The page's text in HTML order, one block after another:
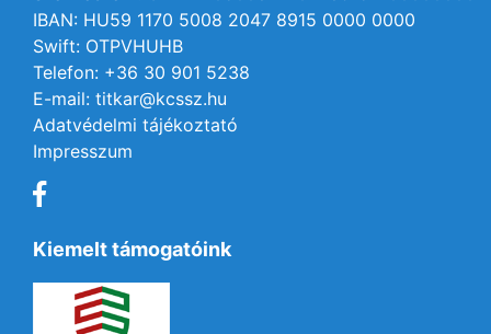
IBAN: HU59 1170 5008 2047 8915 0000 0000
Swift: OTPVHUHB
Telefon: +36 30 901 5238
E-mail: titkar@kcssz.hu
Adatvédelmi tájékoztató
Impresszum
Kiemelt támogatóink